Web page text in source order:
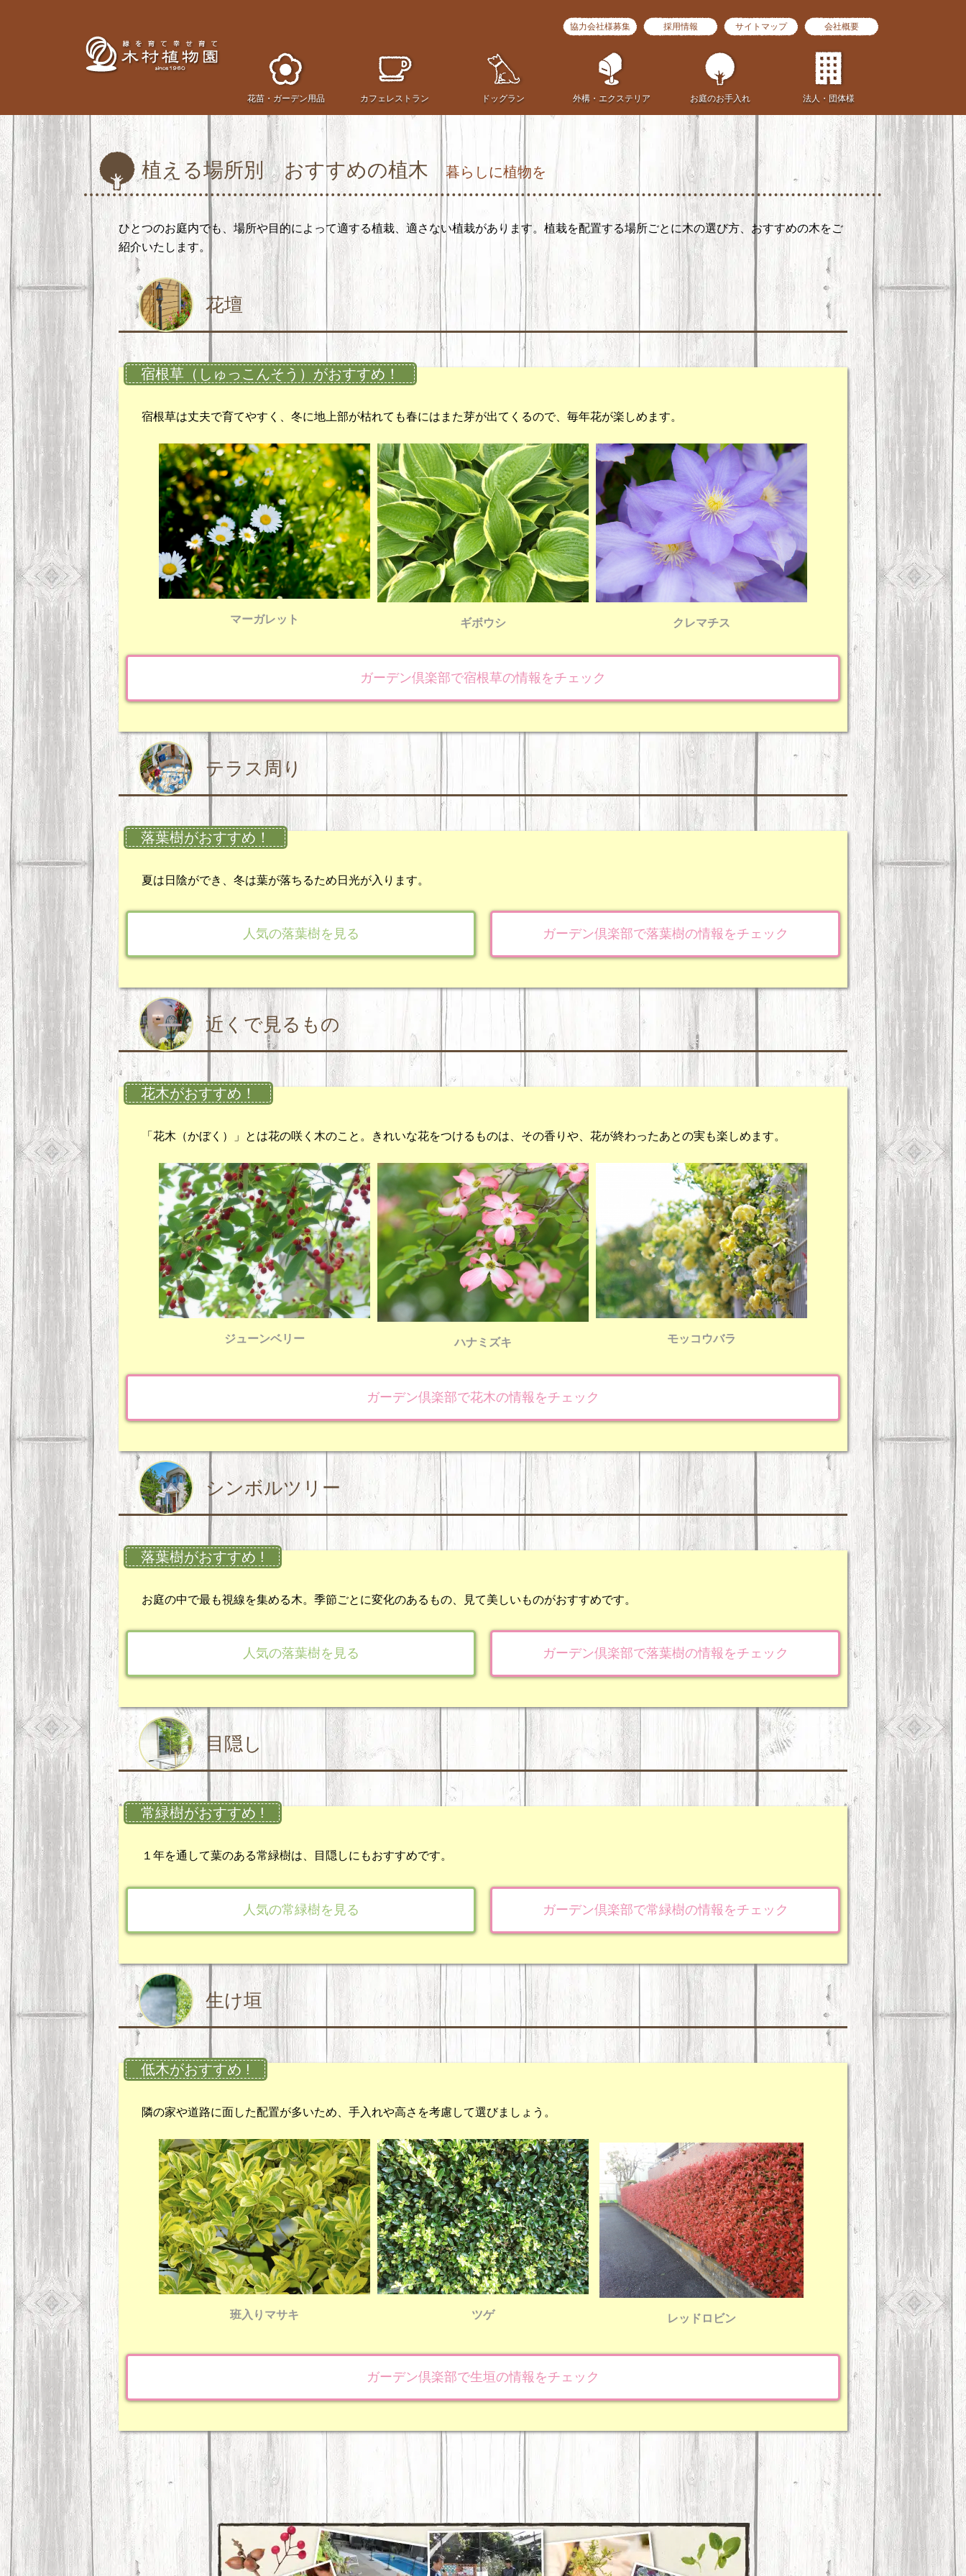
花苗・ ガーデン用品 カフェレストラン ドッグラン 外構・ エクステリア お庭のお手入れ 法人・団体様
協力会社様募集 採用情報 サイトマップ 会社概要
植える場所別 おすすめの植木 暮らしに植物を
ひとつのお庭内でも、場所や目的によって適する植栽、適さない植栽があります。植栽を配置する場所ごとに木の選び方、おすすめの木をご
紹介いたします。
花壇
宿根草（しゅっこんそう）がおすすめ！
宿根草は丈夫で育てやすく、冬に地上部が枯れても春にはまた芽が出てくるので、毎年花が楽しめます。
マーガレット ギボウシ クレマチス
ガーデン倶楽部で宿根草の情報をチェック
テラス周り
落葉樹がおすすめ！
夏は日陰ができ、冬は葉が落ちるため日光が入ります。
人気の落葉樹を見る ガーデン倶楽部で落葉樹の情報をチェック
近くで見るもの
花木がおすすめ！
「花木（かぼく）」とは花の咲く木のこと。きれいな花をつけるものは、その香りや、花が終わったあとの実も楽しめます。
ジューンベリー ハナミズキ モッコウバラ
ガーデン倶楽部で花木の情報をチェック
シンボルツリー
落葉樹がおすすめ !
お庭の中で最も視線を集める木。季節ごとに変化のあるもの、見て美しいものがおすすめです。
人気の落葉樹を見る ガーデン倶楽部で落葉樹の情報をチェック
目隠し
常緑樹がおすすめ !
１年を通して葉のある常緑樹は、目隠しにもおすすめです。
人気の常緑樹を見る ガーデン倶楽部で常緑樹の情報をチェック
生け垣
低木がおすすめ !
隣の家や道路に面した配置が多いため、手入れや高さを考慮して選びましょう。
班入りマサキ ツゲ レッドロビン
ガーデン倶楽部で生垣の情報をチェック